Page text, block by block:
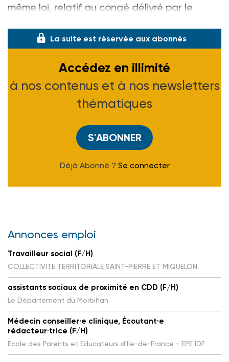
même loi, relatif au congé délivré par le
La suite est réservée aux abonnés
Accédez en illimité
à nos contenus et à nos newsletters
thématiques
S'ABONNER
Déjà Abonné ? Se connecter
Annonces emploi
Travailleur social (F/H)
COLLECTIVITE TERRITORIALE SAINT-PIERRE ET MIQUELON
assistants sociaux de proximité en CDD (F/H)
Le Département du Morbihan
Médecin conseiller·e clinique, Écoutant·e
rédacteur·trice (F/H)
Ecole des Parents et Educateurs d'Ile-de-France - EPE IDF